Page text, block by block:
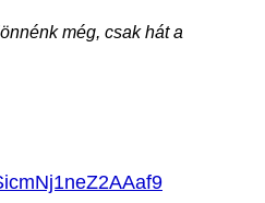
még, csak hát a